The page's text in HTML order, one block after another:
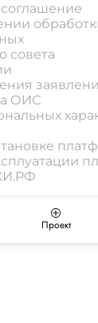
совета
ОИС
Проект